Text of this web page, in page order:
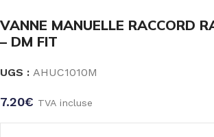
VANNE MANUELLE RACCORD
– DM FIT
UGS : AHUC1010M
7.20€ TVA incluse